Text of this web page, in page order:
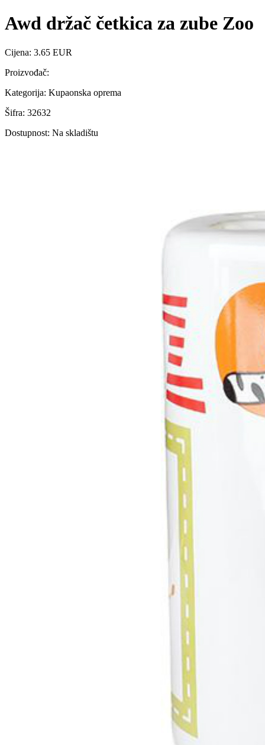
Awd držač četkica za zube Zoo
Cijena: 3.65 EUR
Proizvođač:
Kategorija: Kupaonska oprema
Šifra: 32632
Dostupnost: Na skladištu